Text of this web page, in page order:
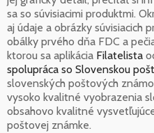
sa so súvisiacimi produktmi.
aj údaje a obrázky súvisiacich
obálky prvého dňa FDC a
ktorou sa aplikácia Filatelista
spolupráca so Slovenskou
slovenských poštových
vysoko kvalitné vyobrazenia
obsahovo kvalitné
poštovej známke.